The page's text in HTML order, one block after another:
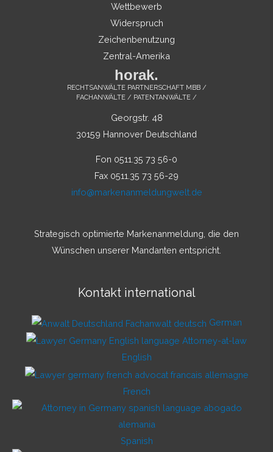
Wettbewerb
Widerspruch
Zeichenbenutzung
Zentral-Amerika
horak.
RECHTSANWÄLTE PARTNERSCHAFT MBB /
FACHANWÄLTE / PATENTANWÄLTE /
Georgstr. 48
30159 Hannover Deutschland
Fon 0511.35 73 56-0
Fax 0511.35 73 56-29
info@markenanmeldungwelt.de
Strategisch optimierte Markenanmeldung, die den
Wünschen unserer Mandanten entspricht.
Kontakt international
German
English
French
Spanish